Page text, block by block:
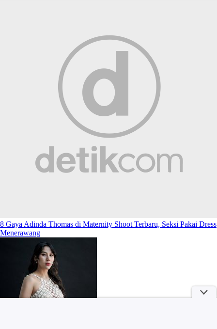
8 Gaya Adinda Thomas di Maternity Shoot Terbaru, Seksi Pakai Dress
Menerawang